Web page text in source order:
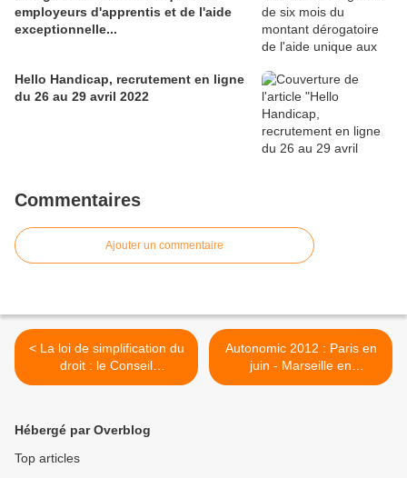
employeurs d'apprentis et de l'aide
exceptionnelle...
Hello Handicap, recrutement en ligne
du 26 au 29 avril 2022
Commentaires
Ajouter un commentaire
< La loi de simplification du
droit : le Conseil
Constitutionnel valide les
Autonomic 2012 : Paris en
juin - Marseille en
décembre >
Hébergé par Overblog
Top articles